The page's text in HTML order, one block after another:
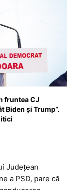
fruntea CJ
Biden și Trump”.
Județean
a PSD, pare că